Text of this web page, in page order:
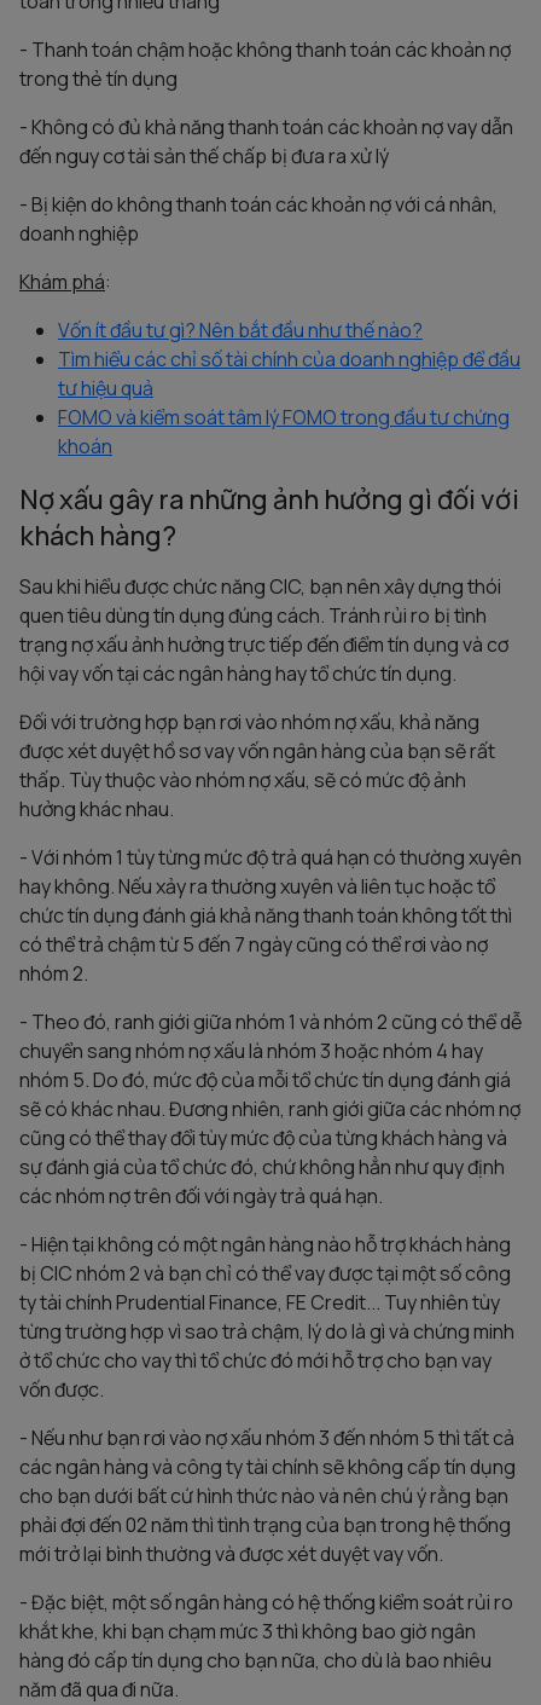
- Thanh toán chậm hoặc không thanh toán các khoản nợ
trong thẻ tín dụng
- Không có đủ khả năng thanh toán các khoản nợ vay dẫn
đến nguy cơ tài sản thế chấp bị đưa ra xử lý
- Bị kiện do không thanh toán các khoản nợ với cá nhân,
doanh nghiệp
Khám phá:
Vốn ít đầu tư gì? Nên bắt đầu như thế nào?
Tìm hiểu các chỉ số tài chính của doanh nghiệp để đầu
tư hiệu quả
FOMO và kiểm soát tâm lý FOMO trong đầu tư chứng
khoán
Nợ xấu gây ra những ảnh hưởng gì đối với
khách hàng?
Sau khi hiểu được chức năng CIC, bạn nên xây dựng thói
quen tiêu dùng tín dụng đúng cách. Tránh rủi ro bị tình
trạng nợ xấu ảnh hưởng trực tiếp đến điểm tín dụng và cơ
hội vay vốn tại các ngân hàng hay tổ chức tín dụng.
Đối với trường hợp bạn rơi vào nhóm nợ xấu, khả năng
được xét duyệt hồ sơ vay vốn ngân hàng của bạn sẽ rất
thấp. Tùy thuộc vào nhóm nợ xấu, sẽ có mức độ ảnh
hưởng khác nhau.
- Với nhóm 1 tùy từng mức độ trả quá hạn có thường xuyên
hay không. Nếu xảy ra thường xuyên và liên tục hoặc tổ
chức tín dụng đánh giá khả năng thanh toán không tốt thì
có thể trả chậm từ 5 đến 7 ngày cũng có thể rơi vào nợ
nhóm 2.
- Theo đó, ranh giới giữa nhóm 1 và nhóm 2 cũng có thể dễ
chuyển sang nhóm nợ xấu là nhóm 3 hoặc nhóm 4 hay
nhóm 5. Do đó, mức độ của mỗi tổ chức tín dụng đánh giá
sẽ có khác nhau. Đương nhiên, ranh giới giữa các nhóm nợ
cũng có thể thay đổi tùy mức độ của từng khách hàng và
sự đánh giá của tổ chức đó, chứ không hẳn như quy định
các nhóm nợ trên đối với ngày trả quá hạn.
- Hiện tại không có một ngân hàng nào hỗ trợ khách hàng
bị CIC nhóm 2 và bạn chỉ có thể vay được tại một số công
ty tài chính Prudential Finance, FE Credit... Tuy nhiên tùy
từng trường hợp vì sao trả chậm, lý do là gì và chứng minh
ở tổ chức cho vay thì tổ chức đó mới hỗ trợ cho bạn vay
vốn được.
- Nếu như bạn rơi vào nợ xấu nhóm 3 đến nhóm 5 thì tất cả
các ngân hàng và công ty tài chính sẽ không cấp tín dụng
cho bạn dưới bất cứ hình thức nào và nên chú ý rằng bạn
phải đợi đến 02 năm thì tình trạng của bạn trong hệ thống
mới trở lại bình thường và được xét duyệt vay vốn.
- Đặc biệt, một số ngân hàng có hệ thống kiểm soát rủi ro
khắt khe, khi bạn chạm mức 3 thì không bao giờ ngân
hàng đó cấp tín dụng cho bạn nữa, cho dù là bao nhiêu
năm đã qua đi nữa.